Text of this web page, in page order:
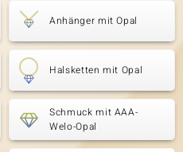
Anhänger mit Opal
Halsketten mit Opal
Schmuck mit AAA-
Welo-Opal